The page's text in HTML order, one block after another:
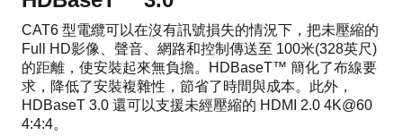
CAT6 型電纜可以在沒有訊號損失的情況下，把未壓縮的
Full HD影像、聲音、網路和控制傳送至 100米(328英尺)
的距離，使安裝起來無負擔。HDBaseT™ 簡化了布線要
求，降低了安裝複雜性，節省了時間與成本。此外，
HDBaseT 3.0 還可以支援未經壓縮的 HDMI 2.0 4K@60
4:4:4。